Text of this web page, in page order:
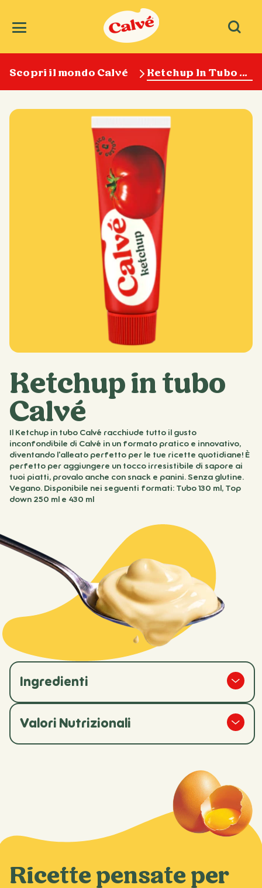
Scopri il mondo Calvé Ketchup In Tubo Calvé
Ketchup in tubo
Calvé
Il Ketchup in tubo Calvé racchiude tutto il gusto
inconfondibile di Calvé in un formato pratico e innovativo,
diventando l'alleato perfetto per le tue ricette quotidiane! È
perfetto per aggiungere un tocco irresistibile di sapore ai
tuoi piatti, provalo anche con snack e panini. Senza glutine.
Vegano. Disponibile nei seguenti formati: Tubo 130 ml, Top
down 250 ml e 430 ml
Ingredienti
Valori Nutrizionali
Ricette pensate per